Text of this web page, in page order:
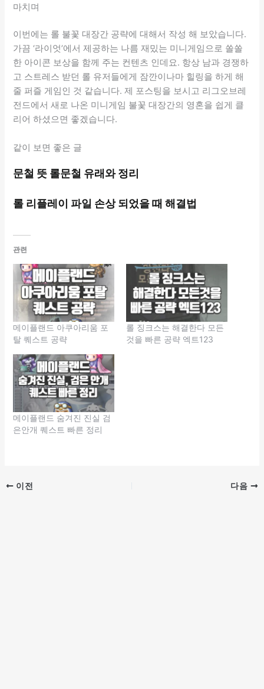
마치며
이번에는 롤 불꽃 대장간 공략에 대해서 작성 해 보았습니다.
가끔 ‘라이엇’에서 제공하는 나름 재밌는 미니게임으로 쏠쏠
한 아이콘 보상을 함께 주는 컨텐츠 인데요. 항상 남과 경쟁하
고 스트레스 받던 롤 유저들에게 잠깐이나마 힐링을 하게 해
줄 퍼즐 게임인 것 같습니다. 제 포스팅을 보시고 리그오브레
전드에서 새로 나온 미니게임 불꽃 대장간의 영혼을 쉽게 클
리어 하셨으면 좋겠습니다.
같이 보면 좋은 글
문철 뜻 롤문철 유래와 정리
롤 리플레이 파일 손상 되었을 때 해결법
관련
메이플랜드 아쿠아리움 포
탈 퀘스트 공략
롤 징크스는 해결한다 모든
것을 빠른 공략 엑트123
메이플랜드 숨겨진 진실 검
은안개 퀘스트 빠른 정리
이전 다음